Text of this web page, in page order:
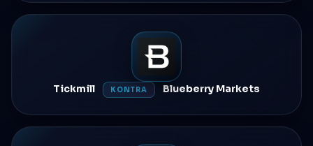
Tickmill KONTRA Blueberry Markets